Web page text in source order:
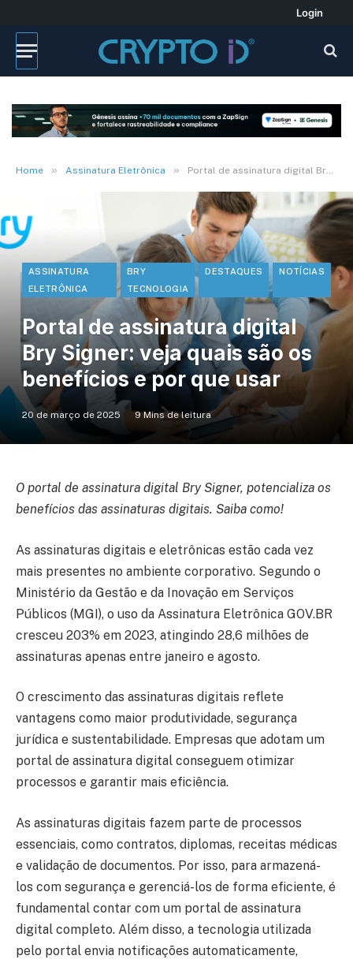
Login
Home » Assinatura Eletrônica » Portal de assinatura digital Bry Signer: veja quais são os benefícios e por que usar
ASSINATURA
ELETRÔNICA
BRY
TECNOLOGIA
DESTAQUES NOTÍCIAS
Portal de assinatura digital
Bry Signer: veja quais são os
benefícios e por que usar
20 de março de 2025 9 Mins de leitura
O portal de assinatura digital Bry Signer, potencializa os
benefícios das assinaturas digitais. Saiba como!
As assinaturas digitais e eletrônicas estão cada vez
mais presentes no ambiente corporativo. Segundo o
Ministério da Gestão e da Inovação em Serviços
Públicos (MGI), o uso da Assinatura Eletrônica GOV.BR
cresceu 203% em 2023, atingindo 28,6 milhões de
assinaturas apenas entre janeiro e agosto.
O crescimento das assinaturas digitais reflete
vantagens como maior produtividade, segurança
jurídica e sustentabilidade. Empresas que adotam um
portal de assinatura digital conseguem otimizar
processos e garantir mais eficiência.
As assinaturas digitais fazem parte de processos
essenciais, como contratos, diplomas, receitas médicas
e validação de documentos. Por isso, para armazená-
los com segurança e gerenciá-los de forma eficiente, é
fundamental contar com um portal de assinatura
digital completo. Além disso, a tecnologia utilizada
pelo portal envia notificações automaticamente,